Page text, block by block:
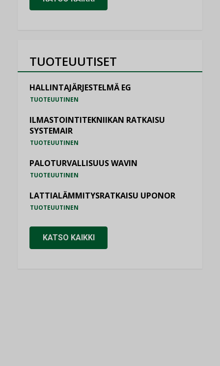
TUOTEUUTISET
HALLINTAJÄRJESTELMÄ EG
TUOTEUUTINEN
ILMASTOINTITEKNIIKAN RATKAISU
SYSTEMAIR
TUOTEUUTINEN
PALOTURVALLISUUS WAVIN
TUOTEUUTINEN
LATTIALÄMMITYSRATKAISU UPONOR
TUOTEUUTINEN
KATSO KAIKKI